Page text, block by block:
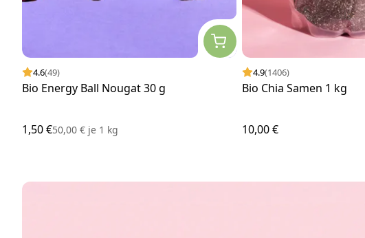
4.6(49)
Bio Energy Ball Nougat 30 g
1,50 €50,00 € je 1 kg
4.9(1406)
Bio Chia Samen 1 kg
10,00 €